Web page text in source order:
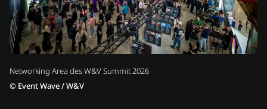
Networking Area des W&V Summit 2026
© Event Wave / W&V